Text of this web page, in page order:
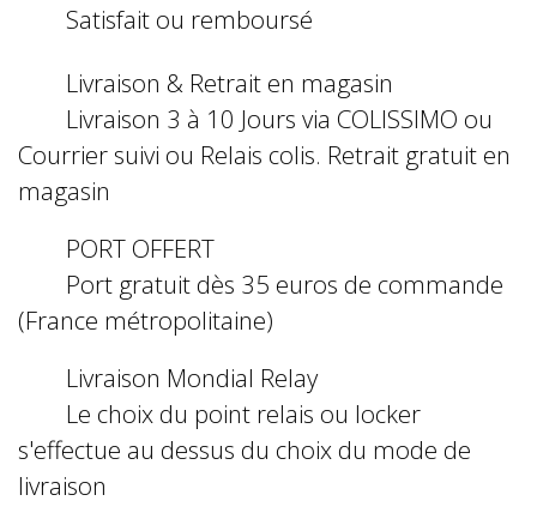
Satisfait ou remboursé
Livraison & Retrait en magasin
Livraison 3 à 10 Jours via COLISSIMO ou
Courrier suivi ou Relais colis. Retrait gratuit en
magasin
PORT OFFERT
Port gratuit dès 35 euros de commande
(France métropolitaine)
Livraison Mondial Relay
Le choix du point relais ou locker
s'effectue au dessus du choix du mode de
livraison